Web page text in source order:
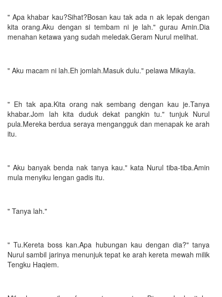
" Apa khabar kau?Sihat?Bosan kau tak ada n ak lepak dengan
kita orang.Aku dengan si tembam ni je lah." gurau Amin.Dia
menahan ketawa yang sudah meledak.Geram Nurul melihat.
" Aku macam ni lah.Eh jomlah.Masuk dulu." pelawa Mikayla.
" Eh tak apa.Kita orang nak sembang dengan kau je.Tanya
khabar.Jom lah kita duduk dekat pangkin tu." tunjuk Nurul
pula.Mereka berdua seraya mengangguk dan menapak ke arah
itu.
" Aku banyak benda nak tanya kau." kata Nurul tiba-tiba.Amin
mula menyiku lengan gadis itu.
" Tanya lah."
" Tu.Kereta boss kan.Apa hubungan kau dengan dia?" tanya
Nurul sambil jarinya menunjuk tepat ke arah kereta mewah milik
Tengku Haqiem.